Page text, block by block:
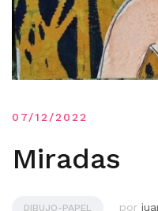
07/12/2022
Miradas
DIBUJO-PAPEL por